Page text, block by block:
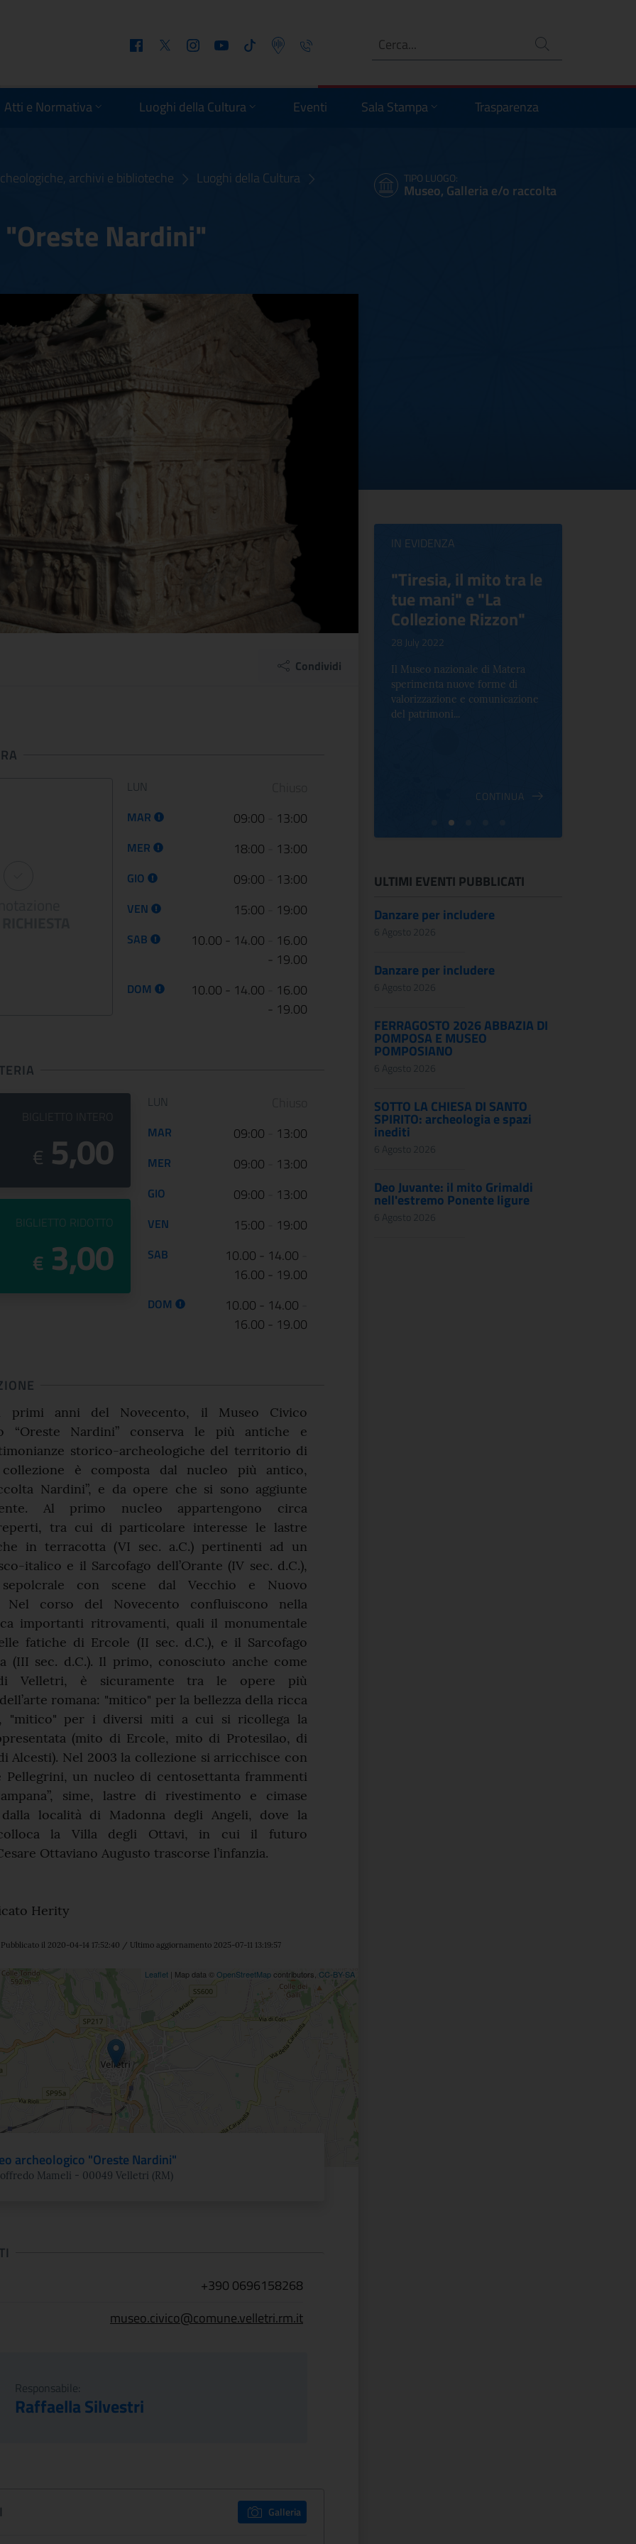
FacebookTwitter InstagramYoutube Tiktok Podcast Telefono Ricerca
Atti e Normativa Luoghi della Cultura Eventi Sala Stampa Trasparenza
archivi e biblioteche
Luoghi della Cultura
Nardini"
TIPO LUOGO:
Museo, Galleria e/o raccolta
"Oreste Nardini"
Condividi
Orario di apertura:
LUN
MAR 09:00 13:00
MER 18:00 13:00
GIO 09:00 13:00
VEN 15:00 19:00
SAB 10.00 - 14.00
16.00
- 19.00
DOM 10.00 - 14.00
16.00
- 19.00
PREZZO DEL
BIGLIETTO INTERO
€ 5,00
PREZZO DEL
BIGLIETTO RIDOTTO
€3,00
Orario di apertura:
LUN
MAR 09:00 13:00
MER 09:00 13:00
GIO 09:00 13:00
VEN 15:00 19:00
SAB 10.00 - 14.00
16.00 - 19.00
DOM 10.00 - 14.00
16.00 - 19.00
primi anni del Novecento, il Museo Civico
“Oreste Nardini” conserva le più antiche e
storico-archeologiche del territorio di
è composta dal nucleo più antico,
Nardini”, e da opere che si sono aggiunte
Al primo nucleo appartengono circa
tra cui di particolare interesse le lastre
in terracotta (VI sec. a.C.) pertinenti ad un
italico e il Sarcofago dell’Orante (IV sec. d.C.),
con scene dal Vecchio e Nuovo
Nel corso del Novecento confluiscono nella
importanti ritrovamenti, quali il monumentale
fatiche di Ercole (II sec. d.C.), e il Sarcofago
(III sec. d.C.). Il primo, conosciuto anche come
di Velletri, è sicuramente tra le opere più
romana: "mitico" per la bellezza della ricca
"mitico" per i diversi miti a cui si ricollega la
(mito di Ercole, mito di Protesilao, di
Alcesti). Nel 2003 la collezione si arricchisce con
Pellegrini, un nucleo di centosettanta frammenti
sime, lastre di rivestimento e cimase
località di Madonna degli Angeli, dove la
la Villa degli Ottavi, in cui il futuro
Ottaviano Augusto trascorse l’infanzia.
Herity
il 2020-04-14 17:52:40 / Ultimo aggiornamento 2025-07-11 13:19:57
Leaflet | Map data © OpenStreetMapcontributors, CC-BY-SA
archeologico "Oreste Nardini"
Mameli - 00049 Velletri (RM)
+390 0696158268
museo.civico@comune.velletri.rm.it
Responsabile:
Raffaella Silvestri
Galleria
IN EVIDENZA
ARTE LIBERATA
1937-1947.
Capolavori salvati
dalla guerra
Dai primitivi a Filippo
Lippi. Il nuovo
allestimento di
Palazzo Barber...
"Tiresia, il mito tra le
tue mani" e "La
Collezione Rizzon"
28 July 2022
Il Museo nazionale di Matera
sperimenta nuove forme di
valorizzazione e comunicazione
del patrimoni...
CONTINUA
ULTIMI EVENTI PUBBLICATI
Danzare per includere
6 Agosto 2026
Danzare per includere
6 Agosto 2026
FERRAGOSTO 2026 ABBAZIA DI
POMPOSA E MUSEO
POMPOSIANO
6 Agosto 2026
SOTTO LA CHIESA DI SANTO
SPIRITO: archeologia e spazi
inediti
6 Agosto 2026
Deo Juvante: il mito Grimaldi
nell'estremo Ponente ligure
6 Agosto 2026